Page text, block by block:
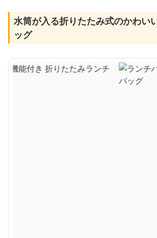
水筒が入る折りたたみ式のかわい
ッグ